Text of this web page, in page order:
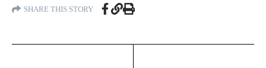
SHARE THIS STORY